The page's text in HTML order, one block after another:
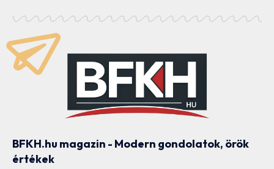
BFKH.hu magazin - Modern gondolatok, örök
értékek